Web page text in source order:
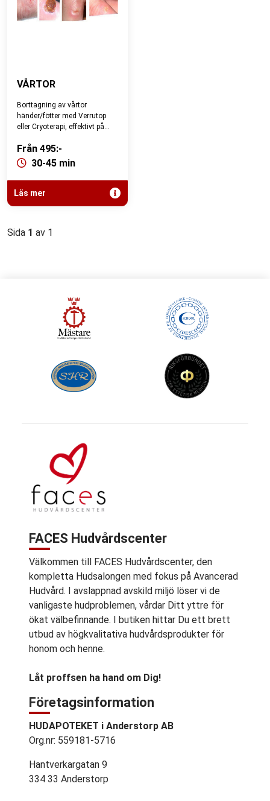
VÅRTOR
Borttagning av vårtor
händer/fötter med Verrutop
eller Cryoterapi, effektivt på
Från 495:-
30-45 min
Läs mer
Sida 1 av 1
FACES Hudvårdscenter
Välkommen till FACES Hudvårdscenter, den
kompletta Hudsalongen med fokus på Avancerad
Hudvård. I avslappnad avskild miljö löser vi de
vanligaste hudproblemen, vårdar Ditt yttre för
ökat välbefinnande. I butiken hittar Du ett brett
utbud av högkvalitativa hudvårdsprodukter för
honom och henne.
Låt proffsen ha hand om Dig!
Företagsinformation
HUDAPOTEKET i Anderstorp AB
Org.nr: 559181-5716
Hantverkargatan 9
334 33 Anderstorp